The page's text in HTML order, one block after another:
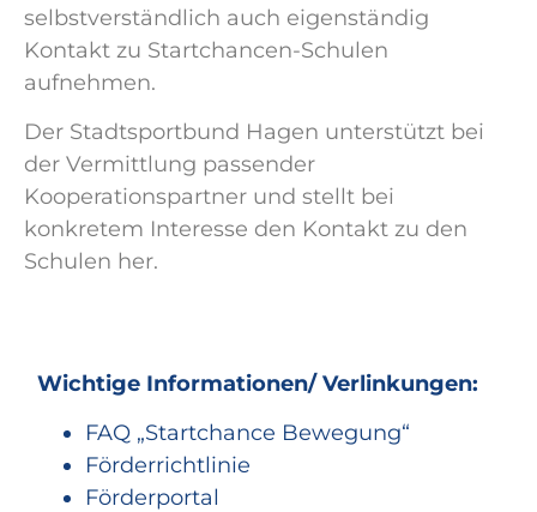
selbstverständlich auch eigenständig
Kontakt zu Startchancen-Schulen
aufnehmen.
Der Stadtsportbund Hagen unterstützt bei
der Vermittlung passender
Kooperationspartner und stellt bei
konkretem Interesse den Kontakt zu den
Schulen her.
Wichtige Informationen/ Verlinkungen:
FAQ „Startchance Bewegung“
Förderrichtlinie
Förderportal